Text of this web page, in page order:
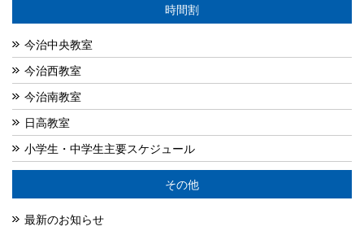
時間割
今治中央教室
今治西教室
今治南教室
日高教室
小学生・中学生主要スケジュール
その他
最新のお知らせ